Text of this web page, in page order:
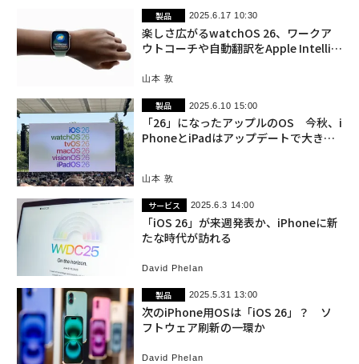
製品 2025.6.17 10:30
楽しさ広がるwatchOS 26、ワークア
ウトコーチや自動翻訳をApple Intellig
山本 敦
製品 2025.6.10 15:00
「26」になったアップルのOS 今秋、i
PhoneとiPadはアップデートで大きく
山本 敦
サービス 2025.6.3 14:00
「iOS 26」が来週発表か、iPhoneに新
たな時代が訪れる
David Phelan
製品 2025.5.31 13:00
次のiPhone用OSは「iOS 26」？ ソ
フトウェア刷新の一環か
David Phelan